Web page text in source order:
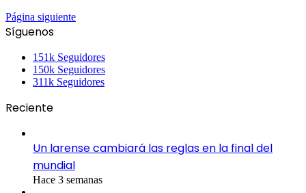
Página siguiente
Síguenos
151k Seguidores
150k Seguidores
311k Seguidores
Reciente
Un larense cambiará las reglas en la final del
mundial
Hace 3 semanas